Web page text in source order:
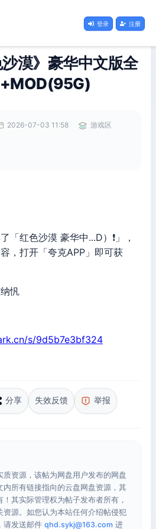
登录 注册
沙漠》豪华中文版全
2026-07-03 11:58
游戏区
「红色沙漠 豪华中...D）❗️」，
，打开「夸克APP」即可获
忛
s/9d5b7e3bf324
分享 失效反馈 举报
质资源，该帖为网盘用户发布的网盘
内所有链接指向的云盘网盘资源，其
！其实际管理权为帖子发布者所有，
资源。如您认为本站任何介绍帖侵犯
请发送邮件 qhd.sykj@163.com 进